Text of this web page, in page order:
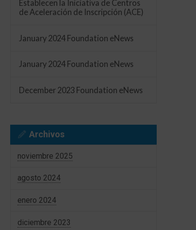
Establecen la Iniciativa de Centros
de Aceleración de Inscripción (ACE)
January 2024 Foundation eNews
January 2024 Foundation eNews
December 2023 Foundation eNews
Archivos
noviembre 2025
agosto 2024
enero 2024
diciembre 2023